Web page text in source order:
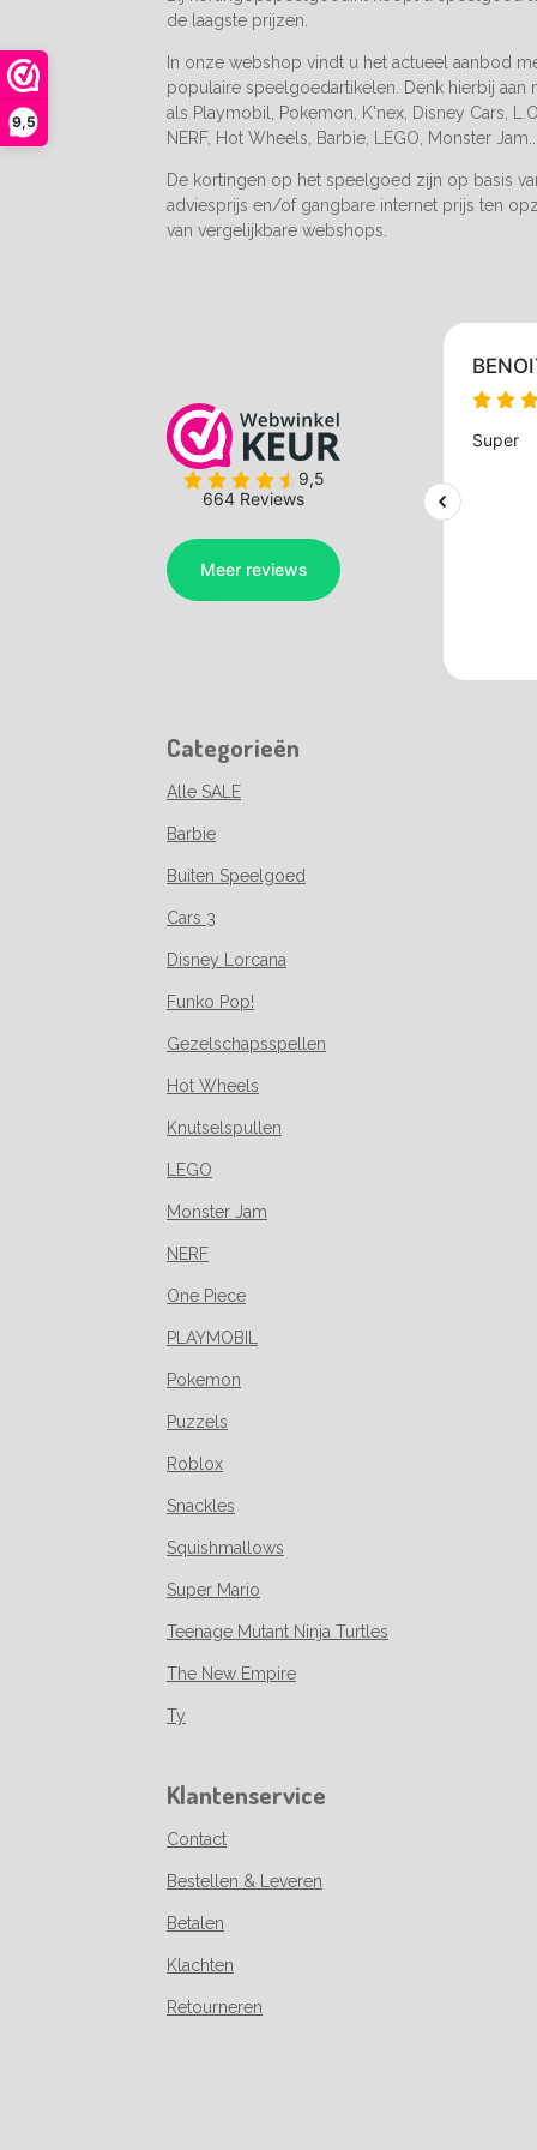
9,5
de laagste prijzen.
In onze webshop vindt u het actueel aanbod
populaire speelgoedartikelen. Denk hierbij aan
als Playmobil, Pokemon, K'nex, Disney Cars,
NERF, Hot Wheels, Barbie, LEGO, Monster Jam...
De kortingen op het speelgoed zijn op basis
adviesprijs en/of gangbare internet prijs ten
van vergelijkbare webshops.
Categorieën
Alle SALE
Barbie
Buiten Speelgoed
Cars 3
Disney Lorcana
Funko Pop!
Gezelschapsspellen
Hot Wheels
Knutselspullen
LEGO
Monster Jam
NERF
One Piece
PLAYMOBIL
Pokemon
Puzzels
Roblox
Snackles
Squishmallows
Super Mario
Teenage Mutant Ninja Turtles
The New Empire
Ty
Klantenservice
Contact
Bestellen & Leveren
Betalen
Klachten
Retourneren